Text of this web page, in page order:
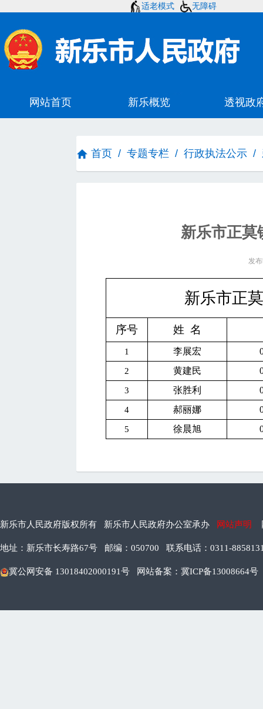
适老模式 无障碍
首页 / 专题专栏 / 行政执法公示 /
新乐市正莫
发
新乐市正
序号 姓 名
1 李展宏
2 黄建民
3 张胜利
4 郝丽娜
5 徐晨旭